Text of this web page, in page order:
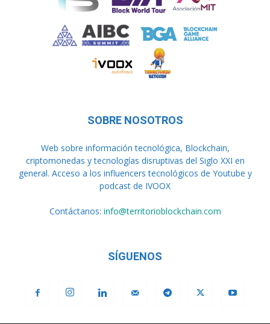
SOBRE NOSOTROS
Web sobre información tecnológica, Blockchain,
criptomonedas y tecnologías disruptivas del Siglo XXI en
general. Acceso a los influencers tecnológicos de Youtube y
podcast de IVOOX
Contáctanos: info@territorioblockchain.com
SÍGUENOS